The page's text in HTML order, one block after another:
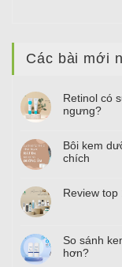
Các bài mới
Retinol có
ngưng?
Bôi kem
chích
Review top
So sánh
hơn?